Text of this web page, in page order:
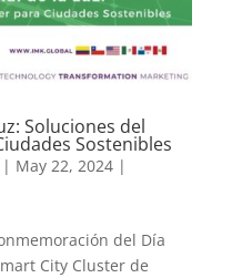
Soluciones del
Sostenibles
May 22, 2024|
del Día
City Cluster de